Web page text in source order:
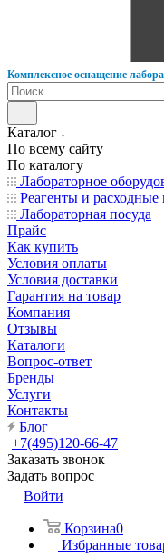
Комплексное оснащение
Каталог
По всему сайту
По каталогу
Лабораторное
Реагенты и расходные
Лабораторная посуда
Прайс
Как купить
Условия оплаты
Условия доставки
Гарантия на товар
Компания
Отзывы
Каталоги
Вопрос-ответ
Бренды
Услуги
Контакты
Блог
+7(495)120-66-47
Заказать звонок
Задать вопрос
Войти
Корзина0
Избранные